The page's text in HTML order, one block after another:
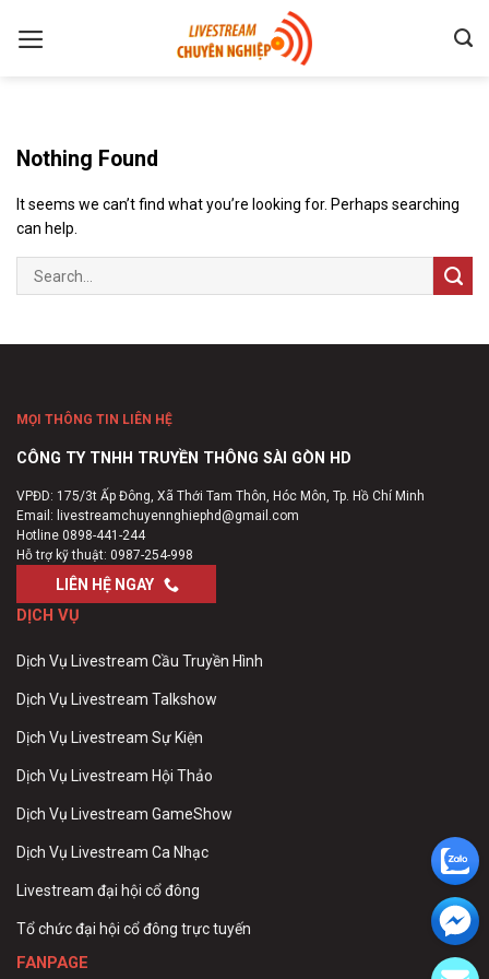
Nothing Found
It seems we can’t find what you’re looking for. Perhaps searching
can help.
MỌI THÔNG TIN LIÊN HỆ
CÔNG TY TNHH TRUYỀN THÔNG SÀI GÒN HD
VPĐD: 175/3t Ấp Đông, Xã Thới Tam Thôn, Hóc Môn, Tp. Hồ Chí Minh
Email: livestreamchuyennghiephd@gmail.com
Hotline 0898-441-244
Hỗ trợ kỹ thuật: 0987-254-998
LIÊN HỆ NGAY
DỊCH VỤ
Dịch Vụ Livestream Cầu Truyền Hình
Dịch Vụ Livestream Talkshow
Dịch Vụ Livestream Sự Kiện
Dịch Vụ Livestream Hội Thảo
Dịch Vụ Livestream GameShow
Dịch Vụ Livestream Ca Nhạc
Livestream đại hội cổ đông
Tổ chức đại hội cổ đông trực tuyến
FANPAGE